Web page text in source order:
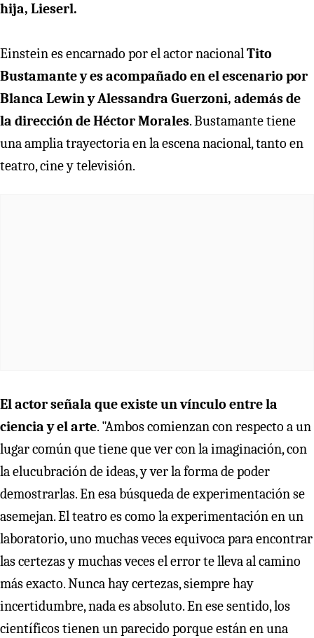
hija, Lieserl.
Einstein es encarnado por el actor nacionalTito
Bustamante y es acompañado en el escenario por
Blanca Lewin y Alessandra Guerzoni, además de
la dirección de Héctor Morales. Bustamante tiene
una amplia trayectoria en la escena nacional, tanto en
teatro, cine y televisión.
El actor señala que existe un vínculo entre la
ciencia y el arte. "Ambos comienzan con respecto a un
lugar común que tiene que ver con la imaginación, con
la elucubración de ideas, y ver la forma de poder
demostrarlas. En esa búsqueda de experimentación se
asemejan. El teatro es como la experimentación en un
laboratorio, uno muchas veces equivoca para encontrar
las certezas y muchas veces el error te lleva al camino
más exacto. Nunca hay certezas, siempre hay
incertidumbre, nada es absoluto. En ese sentido, los
científicos tienen un parecido porque están en una